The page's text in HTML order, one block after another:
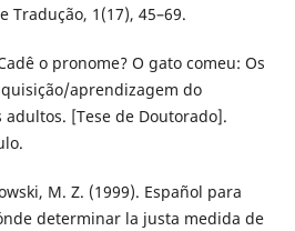
Tradução, 1(17), 45–69.
o pronome? O gato comeu: Os
aprendizagem do
[Tese de Doutorado].
M. Z. (1999). Español para
determinar la justa medida de